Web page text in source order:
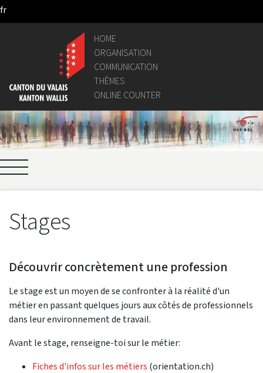
Pular para o Conteúdo principal
fr
HOME
ORGANISATION
COMMUNICATION
THÈMES
ONLINE COUNTER
Stages
Découvrir concrètement une profession
Le stage est un moyen de se confronter à la réalité d'un
métier en passant quelques jours aux côtés de professionnels
dans leur environnement de travail.
Avant le stage, renseigne-toi sur le métier:
Fiches d'infos sur les métiers (orientation.ch)